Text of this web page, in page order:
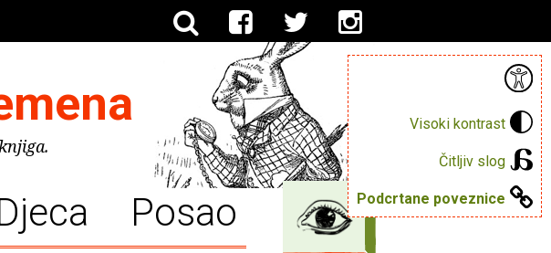
Visoki kontrast
Čitljiv slog
Podcrtane poveznice
Posao